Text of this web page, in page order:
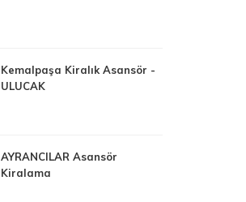
Kemalpaşa Kiralık Asansör -
ULUCAK
AYRANCILAR Asansör
Kiralama